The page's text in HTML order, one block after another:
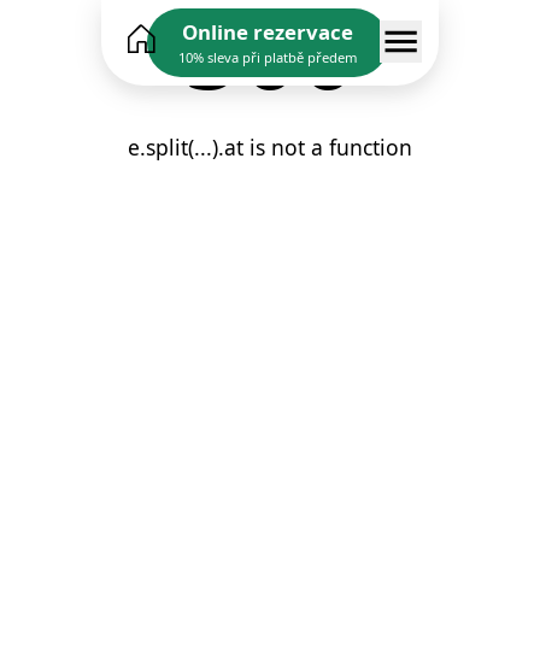
Online rezervace
10% sleva při platbě předem
500
e.split(...).at is not a function